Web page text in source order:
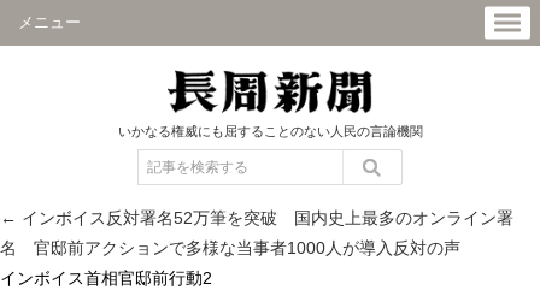
メニュー
いかなる権威にも屈することのない人民の言論機関
← インボイス反対署名52万筆を突破 国内史上最多のオンライン署
名 官邸前アクションで多様な当事者1000人が導入反対の声
インボイス首相官邸前行動2